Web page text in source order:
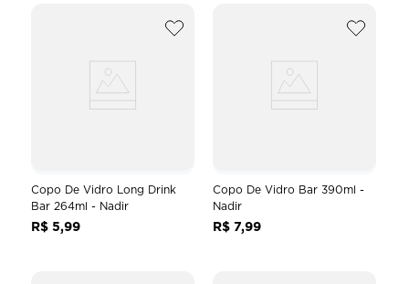
Copo De Vidro Long Drink
Bar 264ml - Nadir
R$ 5,99
Copo De Vidro Bar 390ml -
Nadir
R$ 7,99